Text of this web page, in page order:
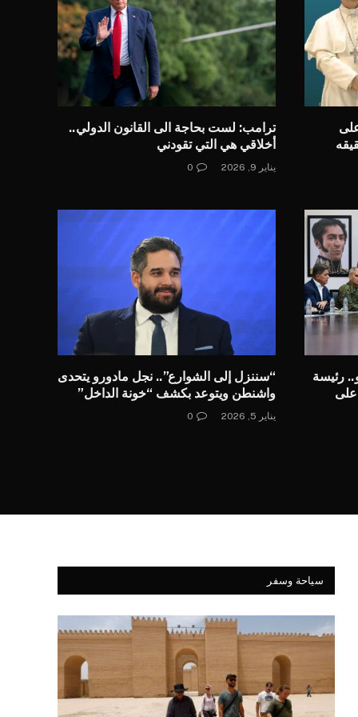
ترامب: لست بحاجة الى القانون الدولي..
أخلاقي هي التي تقودني
يناير 9, 2026 0
رئيسة
على
“سننزل إلى الشوارع”.. نجل مادورو يتحدى
واشنطن ويتوعد بكشف “خونة الداخل”
يناير 5, 2026 0
سياحة وسفر